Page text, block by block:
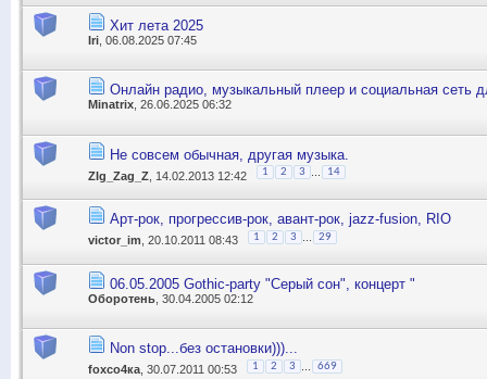
Хит лета 2025
Iri , 06.08.2025 07:45
Онлайн радио, музыкальный плеер и социальная сеть
Minatrix , 26.06.2025 06:32
Не совсем обычная, другая музыка.
ZIg_Zag_Z , 14.02.2013 12:42 1 2 3 14
Арт-рок, прогрессив-рок, авант-рок, jazz-fusion, RIO
victor_im , 20.10.2011 08:43 1 2 3 29
06.05.2005 Gothic-party "Серый сон", концерт "
Оборотень , 30.04.2005 02:12
Non stop...без остановки)))...
foxсо4ка , 30.07.2011 00:53 1 2 3 669